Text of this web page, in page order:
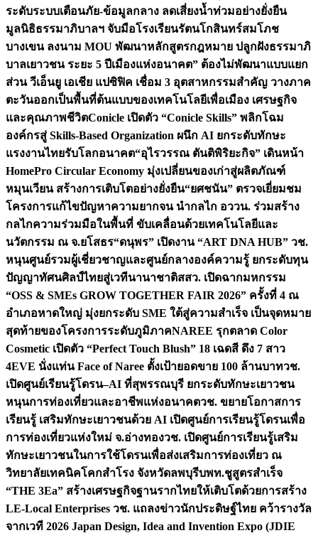
ระดับระบบเตือนภัย-ข้อมูลกลาง ลดเสี่ยงน้ำท่วมอย่างยั่งยืน
มูลนิธิธรรมาภิบาลฯ จับมือโรงเรียนรัตนโกสินทร์สมโภช
บางเขน ลงนาม MOU พัฒนาหลักสูตรกฎหมาย ปลูกฝังธรรมาภิ
บาลเยาวชน ระยะ 5 ปีเมืองแห่งอนาคต” ต้องไม่พัฒนาแบบแยก
ส่วน วีเอ็นยู เอเชีย แปซิฟิค เชื่อม 3 อุตสาหกรรมสำคัญ วางภาค
ตะวันออกเป็นพื้นที่ต้นแบบของเทคโนโลยีเพื่อเมือง เศรษฐกิจ
และคุณภาพชีวิตConicle เปิดตัว “Conicle Skills” พลิกโฉม
องค์กรสู่ Skills-Based Organization ผนึก AI ยกระดับทักษะ
แรงงานไทยรับโลกอนาคต“อุไรวรรณ ตันติพิริยะกิจ” เดินหน้า
HomePro Circular Economy มุ่งเปลี่ยนของเก่าสู่ผลิตภัณฑ์
หมุนเวียน สร้างการเติบโตอย่างยั่งยืน“ยศชนัน” ตรวจเยี่ยมชม
โครงการแก้ไขปัญหาความยากจน นำกลไก อววน. ร่วมสร้าง
กลไกความร่วมมือในพื้นที่ ขับเคลื่อนด้วยเทคโนโลยีและ
นวัตกรรม ณ จ.ยโสธร“ดนุพร” เปิดงาน “ART DNA HUB” วช.
หนุนศูนย์รวมผู้เชี่ยวชาญและศูนย์กลางองค์ความรู้ ยกระดับทุน
ปัญญาทัศนศิลป์ไทยสู่เวทีนานาชาติสสว. เปิดฉากมหกรรม
“OSS & SMEs GROW TOGETHER FAIR 2026” ครั้งที่ 4 ณ
อำเภอหาดใหญ่ มุ่งยกระดับ SME ใต้สู่ความสำเร็จ เป็นจุดหมาย
สุดท้ายของโครงการระดับภูมิภาคNAREE รุกตลาด Color
Cosmetic เปิดตัว “Perfect Touch Blush” 18 เฉดสี ดึง 7 สาว
4EVE นั่งแท่น Face of Naree ตั้งเป้ายอดขาย 100 ล้านบาทวช.
เปิดศูนย์เรียนรู้โดรน–AI ที่สุพรรณบุรี ยกระดับทักษะเยาวชน
หนุนการท่องเที่ยวและอาชีพแห่งอนาคตวช. ขยายโอกาสการ
เรียนรู้ เสริมทักษะเยาวชนด้วย AI เปิดศูนย์การเรียนรู้โดรนเพื่อ
การท่องเที่ยวแห่งใหม่ จ.อ่างทองวช. เปิดศูนย์การเรียนรู้เสริม
ทักษะเยาวชนในการใช้โดรนเพื่อส่งเสริมการท่องเที่ยว ณ
วิทยาลัยเทคนิคโคกสำโรง จังหวัดลพบุรีบพท.ชูสูตรสำเร็จ
“THE 3Ea” สร้างเศรษฐกิจฐานรากไทยให้เติบโตด้วยการสร้าง
LE-Local Enterprises วช. แถลงข่าวนักประดิษฐ์ไทย คว้ารางวัล
จากเวที 2026 Japan Design, Idea and Invention Expo (JDIE